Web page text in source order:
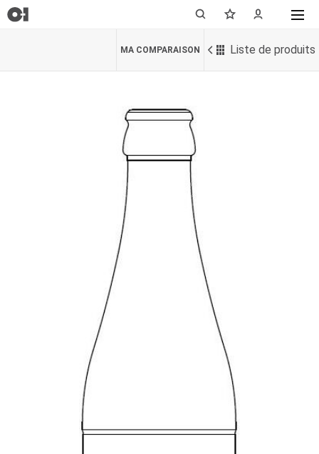
Liste de produits
MA COMPARAISON